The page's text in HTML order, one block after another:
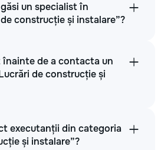
un specialist în
construcție și instalare”?
de a contacta un
de construcție și
executanții din categoria
și instalare”?